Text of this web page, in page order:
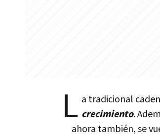
L a tradicional
crecimiento.
ahora también, se